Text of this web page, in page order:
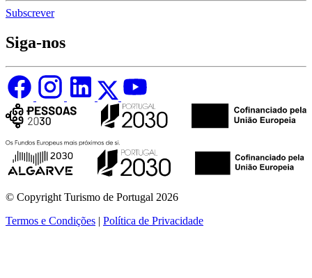
Subscrever
Siga-nos
© Copyright Turismo de Portugal 2026
Termos e Condições | Política de Privacidade